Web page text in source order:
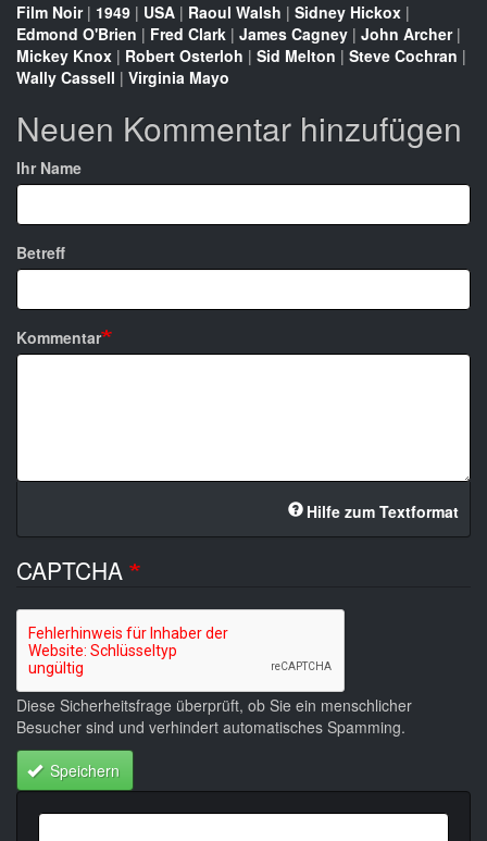
Film Noir| 1949 | USA | Raoul Walsh | Sidney Hickox |
Edmond O'Brien | Fred Clark | James Cagney | John Archer|
Mickey Knox | Robert Osterloh | Sid Melton | Steve Cochran |
Wally Cassell | Virginia Mayo
Neuen Kommentar hinzufügen
Ihr Name
Betreff
Kommentar
Hilfe zum Textformat
CAPTCHA
Diese Sicherheitsfrage überprüft, ob Sie ein menschlicher
Besucher sind und verhindert automatisches Spamming.
Speichern